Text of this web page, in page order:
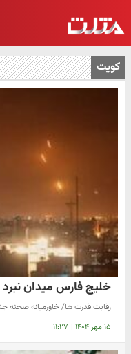
کویت
خلیج فارس میدان
رقابت قدرت ها/ خاورمیانه صحنه
۱۵ مهر ۱۴۰۴ | ۱۱:۲۷